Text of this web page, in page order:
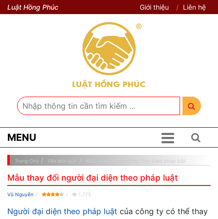
Luật Hồng Phúc Giới thiệu Liên hệ
MENU
Trang Chủ Văn bản luật Mẫu thay đổi người đại diện theo pháp luật
Mẫu thay đổi người đại diện theo pháp luật
Vũ Nguyễn 1,775
Người đại diện theo pháp luật của công ty có thể thay